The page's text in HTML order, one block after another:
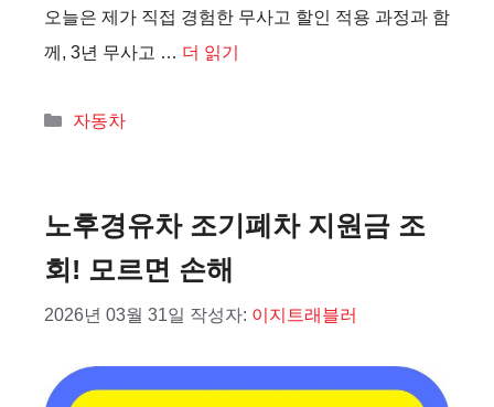
오늘은 제가 직접 경험한 무사고 할인 적용 과정과 함
께, 3년 무사고 … 더 읽기
카
자동차
노후경유차 조기폐차 지원금 조
회! 모르면 손해
2026년 03월 31일 작성자: 이지트래블러